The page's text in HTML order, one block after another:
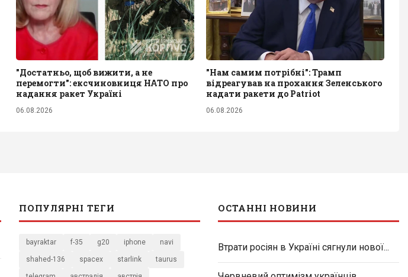
"Достатньо, щоб вижити, а не
перемогти": ексчиновниця НАТО про
надання ракет Україні
06.08.2026
"Нам самим потрібні": Трамп
відреагував на прохання Зеленського
надати ракети до Patriot
06.08.2026
ПОПУЛЯРНІ ТЕГИ
bayraktar f-35 g20 iphone navi
shahed-136 spacex starlink taurus
ОСТАННІ НОВИНИ
Втрати росіян в Україні сягнули нової...